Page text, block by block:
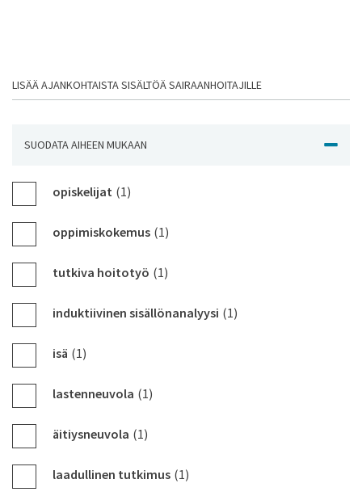
LISÄÄ AJANKOHTAISTA SISÄLTÖÄ SAIRAANHOITAJILLE
opiskelijat (1)
oppimiskokemus (1)
tutkiva hoitotyö (1)
induktiivinen sisällönanalyysi (1)
isä (1)
lastenneuvola (1)
äitiysneuvola (1)
laadullinen tutkimus (1)
SUODATA AIHEEN MUKAAN NÄYTÄ